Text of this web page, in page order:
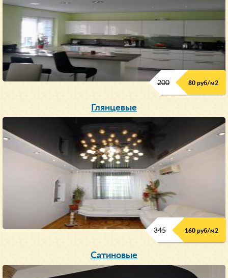
200 80 руб/м2
Глянцевые
345 160 руб/м2
Сатиновые